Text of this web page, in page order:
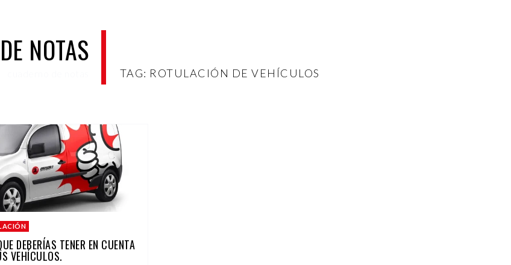
NOTAS
TAG: ROTULACIÓN DE VEHÍCULOS
DEBERÍAS TENER EN CUENTA
VEHÍCULOS.